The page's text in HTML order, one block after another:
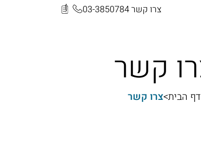
צרו קשר 03-3850784​
קשר
דף הבית>צרו קשר